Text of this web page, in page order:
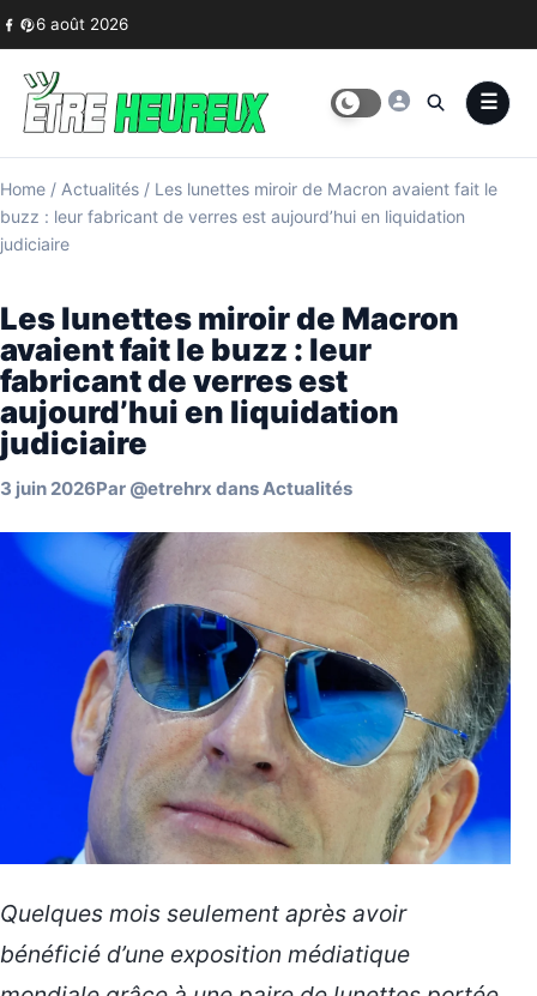
Skip to content
6 août 2026
Home / Actualités / Les lunettes miroir de Macron avaient fait le
buzz : leur fabricant de verres est aujourd’hui en liquidation
judiciaire
Les lunettes miroir de Macron
avaient fait le buzz : leur
fabricant de verres est
aujourd’hui en liquidation
judiciaire
3 juin 2026Par @etrehrx dansActualités
Quelques mois seulement après avoir
bénéficié d’une exposition médiatique